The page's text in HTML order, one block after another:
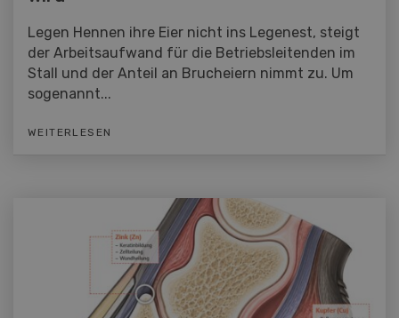
Legen Hennen ihre Eier nicht ins Legenest, steigt
der Arbeitsaufwand für die Betriebsleitenden im
Stall und der Anteil an Brucheiern nimmt zu. Um
sogenannt...
WEITERLESEN